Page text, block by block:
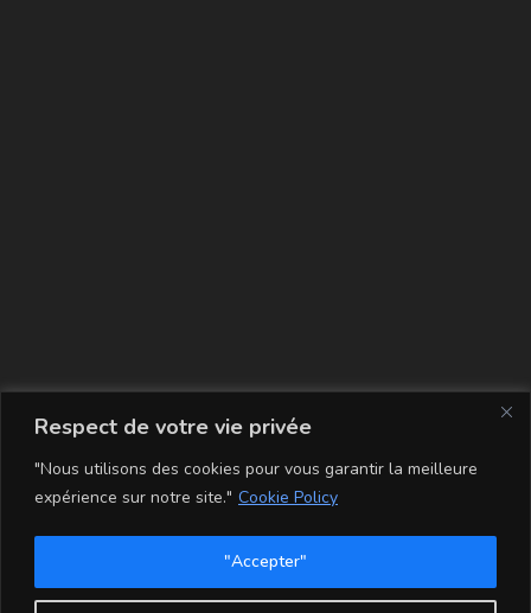
Respect de votre vie privée
"Nous utilisons des cookies pour vous garantir la meilleure
expérience sur notre site." Cookie Policy
"Accepter"
La carte
Conditions Générales de Vente Mentions légales
Mon compte